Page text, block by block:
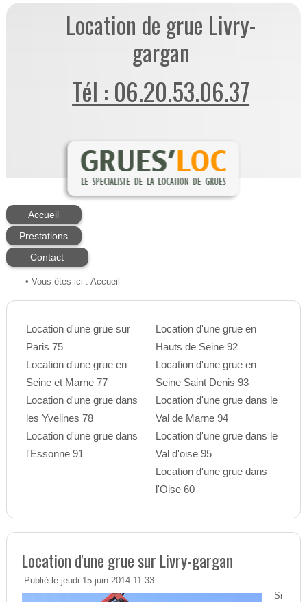
Location de grue Livry-
gargan
Tél : 06.20.53.06.37
Accueil
Prestations
Contact
• Vous êtes ici : Accueil
Location d'une grue sur
Paris 75
Location d'une grue en
Seine et Marne 77
Location d'une grue dans
les Yvelines 78
Location d'une grue dans
l'Essonne 91
Location d'une grue en
Hauts de Seine 92
Location d'une grue en
Seine Saint Denis 93
Location d'une grue dans le
Val de Marne 94
Location d'une grue dans le
Val d'oise 95
Location d'une grue dans
l'Oise 60
Location d'une grue sur Livry-gargan
Publié le jeudi 15 juin 2014 11:33
Si